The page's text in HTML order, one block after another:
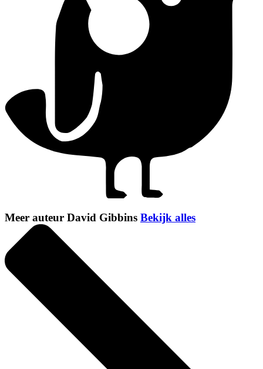
Meer auteur David Gibbins Bekijk alles